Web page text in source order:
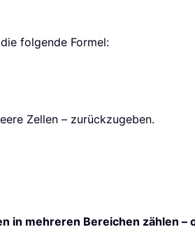
folgende Formel:
Zellen – zurückzugeben.
in mehreren Bereichen zählen –